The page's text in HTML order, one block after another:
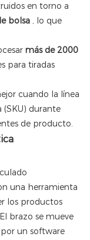
en torno a
bolsa , lo que
más de 2000
para tiradas
cuando la línea
durante
de producto.
una herramienta
los productos
brazo se mueve
un software